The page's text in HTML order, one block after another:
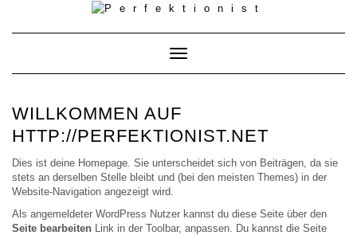
content
Toggle
WILLKOMMEN AUF
HTTP://PERFEKTIONIST.NET
Dies ist deine Homepage. Sie unterscheidet sich von Beiträgen, da sie
stets an derselben Stelle bleibt und (bei den meisten Themes) in der
Website-Navigation angezeigt wird.
Als angemeldeter WordPress Nutzer kannst du diese Seite über den
Seite bearbeiten Link in der Toolbar, anpassen. Du kannst die Seite